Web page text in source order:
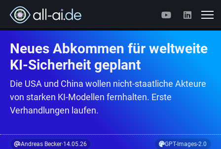
Neues Abkommen für weltweite
KI-Sicherheit geplant
Die USA und China wollen nicht-staatliche Akteure
von starken KI-Modellen fernhalten. Erste
Verhandlungen laufen.
Andreas Becker·14.05.26 GPT-Images-2.0